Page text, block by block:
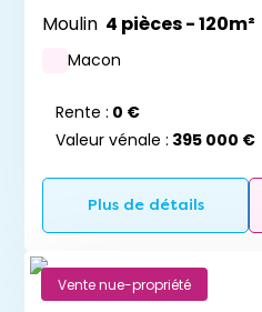
Moulin 4 pièces - 120m²
Macon
Rente : 0 €
Valeur vénale : 395 000 €
Plus de détails
Vente nue-propriété